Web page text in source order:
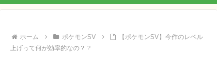
ホーム ポケモンSV
【ポケモンSV】今作のレベル
上げって何が効率的なの？？